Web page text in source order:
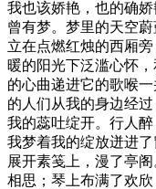
我也该娇艳，也的确娇
曾有梦。梦里的天空
立在点燃红烛的西厢
暖的阳光下泛滥心怀
的心曲递进它的歌喉
的人们从我的身边经
我的蕊吐绽开。行人醉
我梦着我的绽放迸进
展开素笺上，漫了亭
相思；琴上布满了欢欣